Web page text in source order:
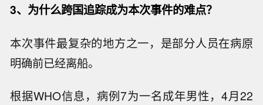
3、为什么跨国追踪成为本次事件的难点？
本次事件最复杂的地方之一，是部分人员在病原
明确前已经离船。
根据WHO信息，病例7为一名成年男性，4月22